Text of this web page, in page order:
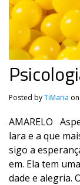
Posted byTiMaria on
AMARELO
lara e a que
sigo a
em. Ela tem
dade e alegria.